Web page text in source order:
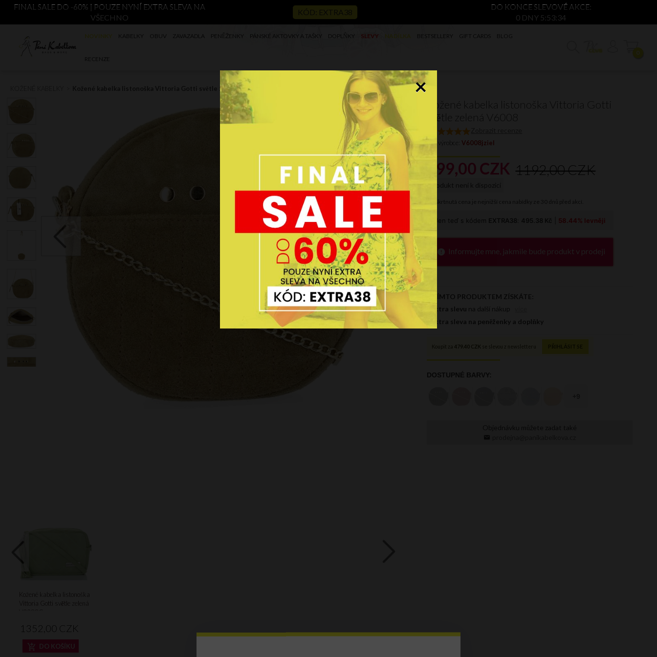
FINAL SALE DO -60% | POUZE NYNÍ EXTRA SLEVA NA
VŠECHNO
DO KONCE SLEVOVÉ AKCE:
0 DNY 5:53:34
NOVINKY KABELKY OBUV ZAVAZADLA PENĚŽENKY PÁNSKÉ AKTOVKY A TAŠKY DOPLŇKY SLEVY NADÍLKA BESTSELLERY GIFT CARDS BLOG
RECENZE
0
Kožené kabelka listonoška Vittoria Gotti světle zelená V6008
DO KOŠÍKU
Kožené kabelka listonoška
Vittoria Gotti světle zelená
1352, 00 CZK
Kožené kabelka listonoška Vittoria Gotti
světle zelená V6008
Kód výrobce:V6008jziel
799,00 CZK 1192,00 CZK
Informujte mne, jakmile bude produkt v prodeji
×